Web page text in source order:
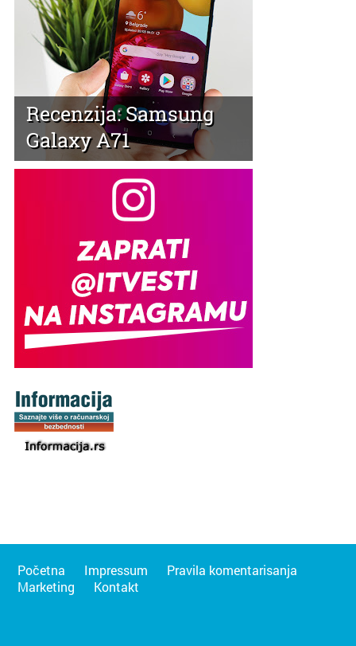
Recenzija: Samsung
Galaxy A71
Početna Impressum
Pravila komentarisanja
Marketing
Kontakt